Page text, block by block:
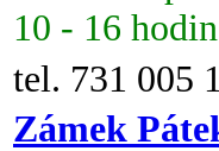
10 - 16 hodin
tel. 731 005
Zámek